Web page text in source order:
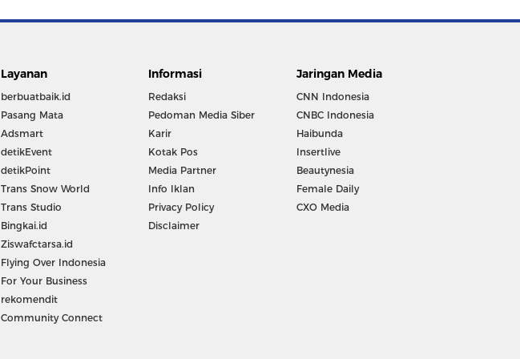
Layanan
berbuatbaik.id
Pasang Mata
Adsmart
detikEvent
detikPoint
Trans Snow World
Trans Studio
Bingkai.id
Ziswafctarsa.id
Flying Over Indonesia
For Your Business
rekomendit
Community Connect
Informasi
Redaksi
Pedoman Media Siber
Karir
Kotak Pos
Media Partner
Info Iklan
Privacy Policy
Disclaimer
Jaringan Media
CNN Indonesia
CNBC Indonesia
Haibunda
Insertlive
Beautynesia
Female Daily
CXO Media